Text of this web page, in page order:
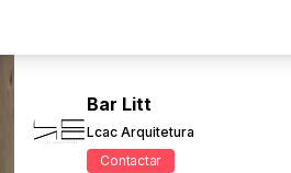
Bar Litt
Lcac Arquitetura
Contactar